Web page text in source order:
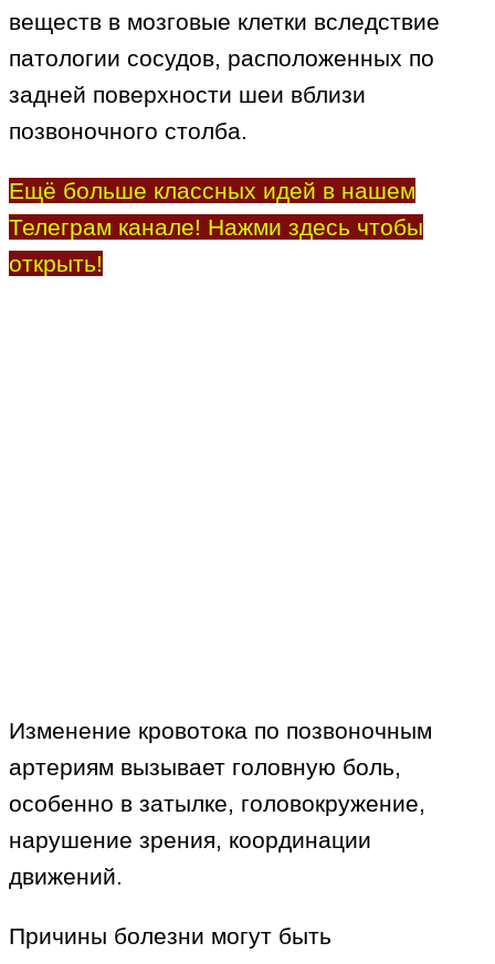
веществ в мозговые клетки вследствие
патологии сосудов, расположенных по
задней поверхности шеи вблизи
позвоночного столба.
Ещё больше классных идей в нашем
Телеграм канале! Нажми здесь чтобы
открыть!
Изменение кровотока по позвоночным
артериям вызывает головную боль,
особенно в затылке, головокружение,
нарушение зрения, координации
движений.
Причины болезни могут быть